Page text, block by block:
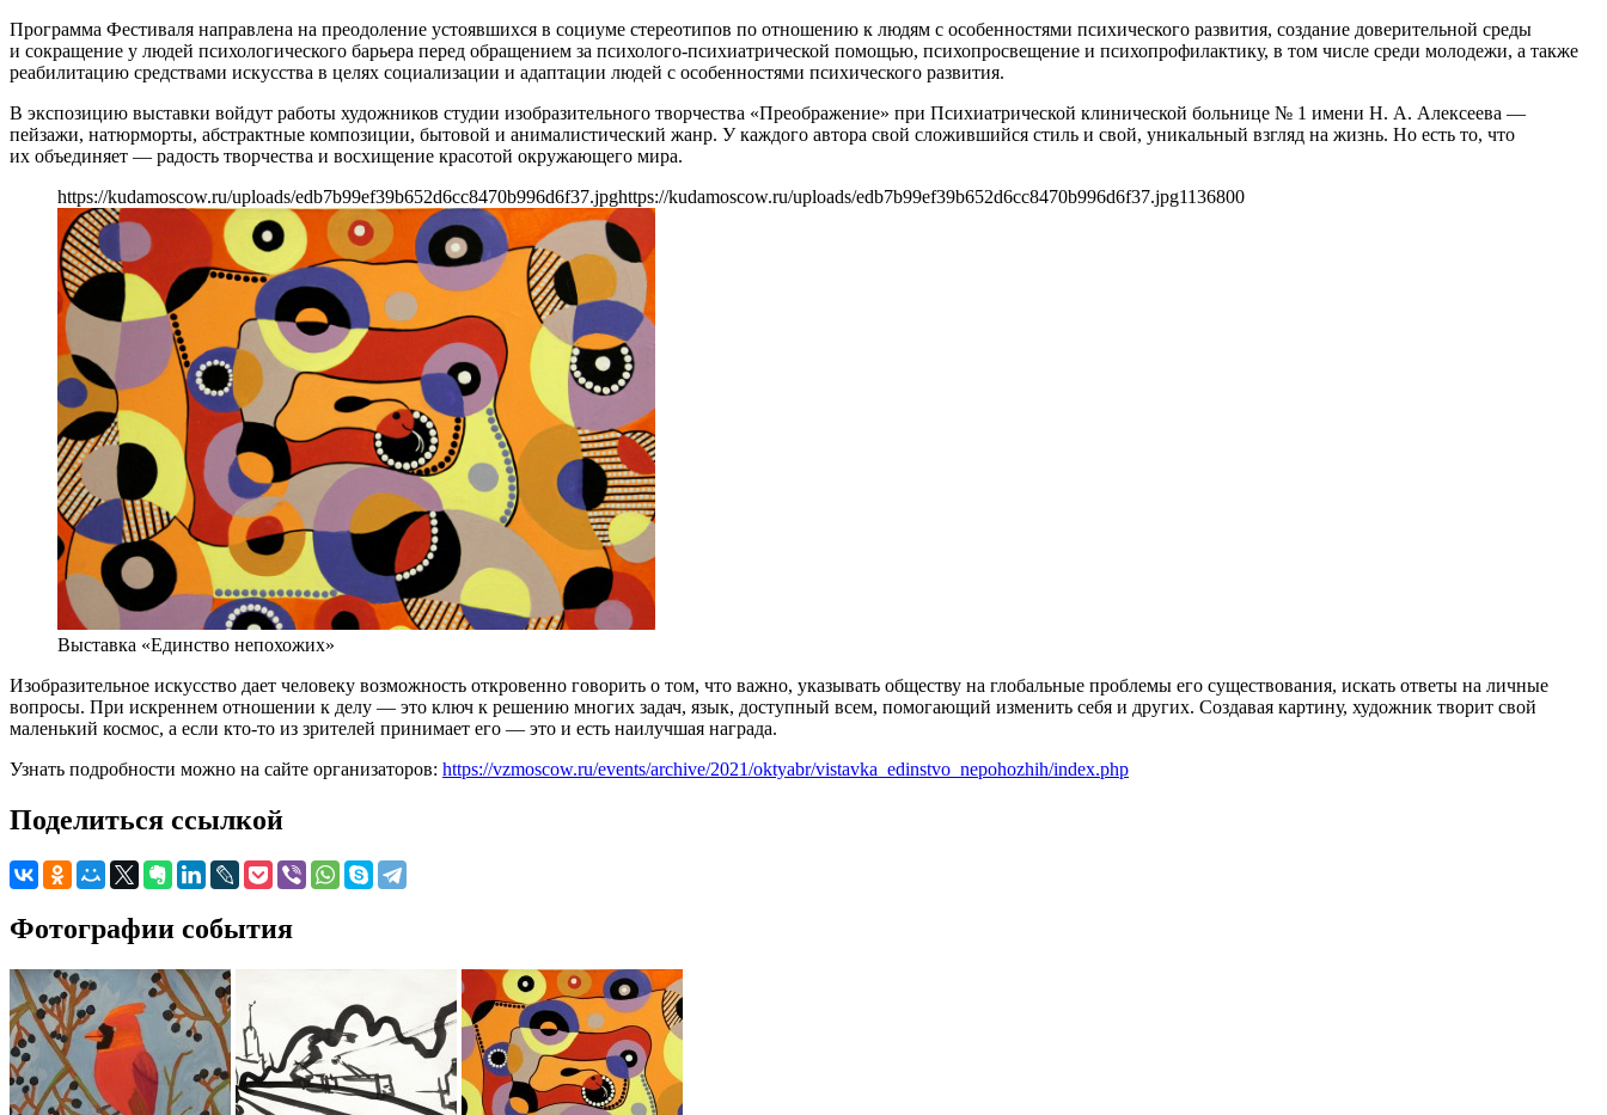
Программа Фестиваля направлена на преодоление устоявшихся в социуме стереотипов по отношению к людям с особенностями психического развития, создание доверительной среды
и сокращение у людей психологического барьера перед обращением за психолого-психиатрической помощью, психопросвещение и психопрофилактику, в том числе среди молодежи, а также
реабилитацию средствами искусства в целях социализации и адаптации людей с особенностями психического развития.
В экспозицию выставки войдут работы художников студии изобразительного творчества «Преображение» при Психиатрической клинической больнице № 1 имени Н. А. Алексеева —
пейзажи, натюрморты, абстрактные композиции, бытовой и анималистический жанр. У каждого автора свой сложившийся стиль и свой, уникальный взгляд на жизнь. Но есть то, что
их объединяет — радость творчества и восхищение красотой окружающего мира.
https://kudamoscow.ru/uploads/edb7b99ef39b652d6cc8470b996d6f37.jpghttps://kudamoscow.ru/uploads/edb7b99ef39b652d6cc8470b996d6f37.jpg1136800
Выставка «Единство непохожих»
Изобразительное искусство дает человеку возможность откровенно говорить о том, что важно, указывать обществу на глобальные проблемы его существования, искать ответы на личные
вопросы. При искреннем отношении к делу — это ключ к решению многих задач, язык, доступный всем, помогающий изменить себя и других. Создавая картину, художник творит свой
маленький космос, а если кто-то из зрителей принимает его — это и есть наилучшая награда.
Узнать подробности можно на сайте организаторов: https://vzmoscow.ru/events/archive/2021/oktyabr/vistavka_edinstvo_nepohozhih/index.php
Поделиться ссылкой
Фотографии события